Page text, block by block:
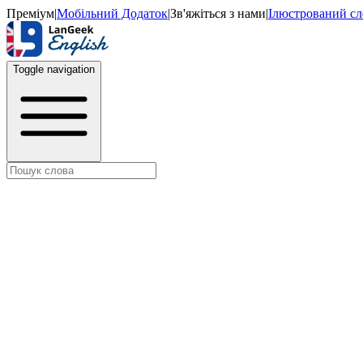
Преміум|Мобільний Додаток|Зв'яжіться з нами|Ілюстрований
Toggle navigation